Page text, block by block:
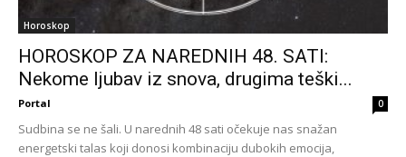
Horoskop
HOROSKOP ZA NAREDNIH 48. SATI:
Nekome ljubav iz snova, drugima teški...
Portal 0
Sudbina se ne šali. U narednih 48 sati očekuje nas snažan
energetski talas koji donosi kombinaciju dubokih emocija,